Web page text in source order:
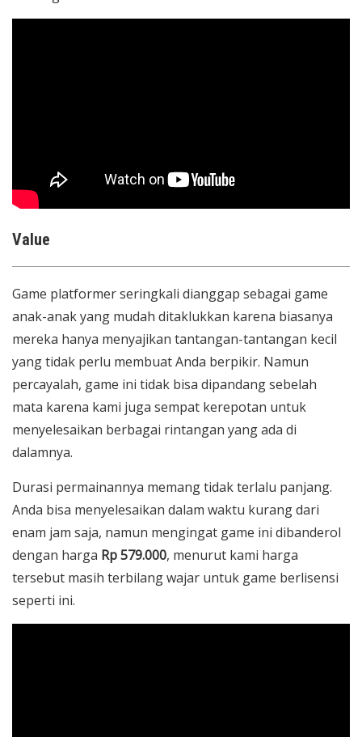
Value
Game platformer seringkali dianggap sebagai game
anak-anak yang mudah ditaklukkan karena biasanya
mereka hanya menyajikan tantangan-tantangan kecil
yang tidak perlu membuat Anda berpikir. Namun
percayalah, game ini tidak bisa dipandang sebelah
mata karena kami juga sempat kerepotan untuk
menyelesaikan berbagai rintangan yang ada di
dalamnya.
Durasi permainannya memang tidak terlalu panjang.
Anda bisa menyelesaikan dalam waktu kurang dari
enam jam saja, namun mengingat game ini dibanderol
dengan harga Rp 579.000, menurut kami harga
tersebut masih terbilang wajar untuk game berlisensi
seperti ini.